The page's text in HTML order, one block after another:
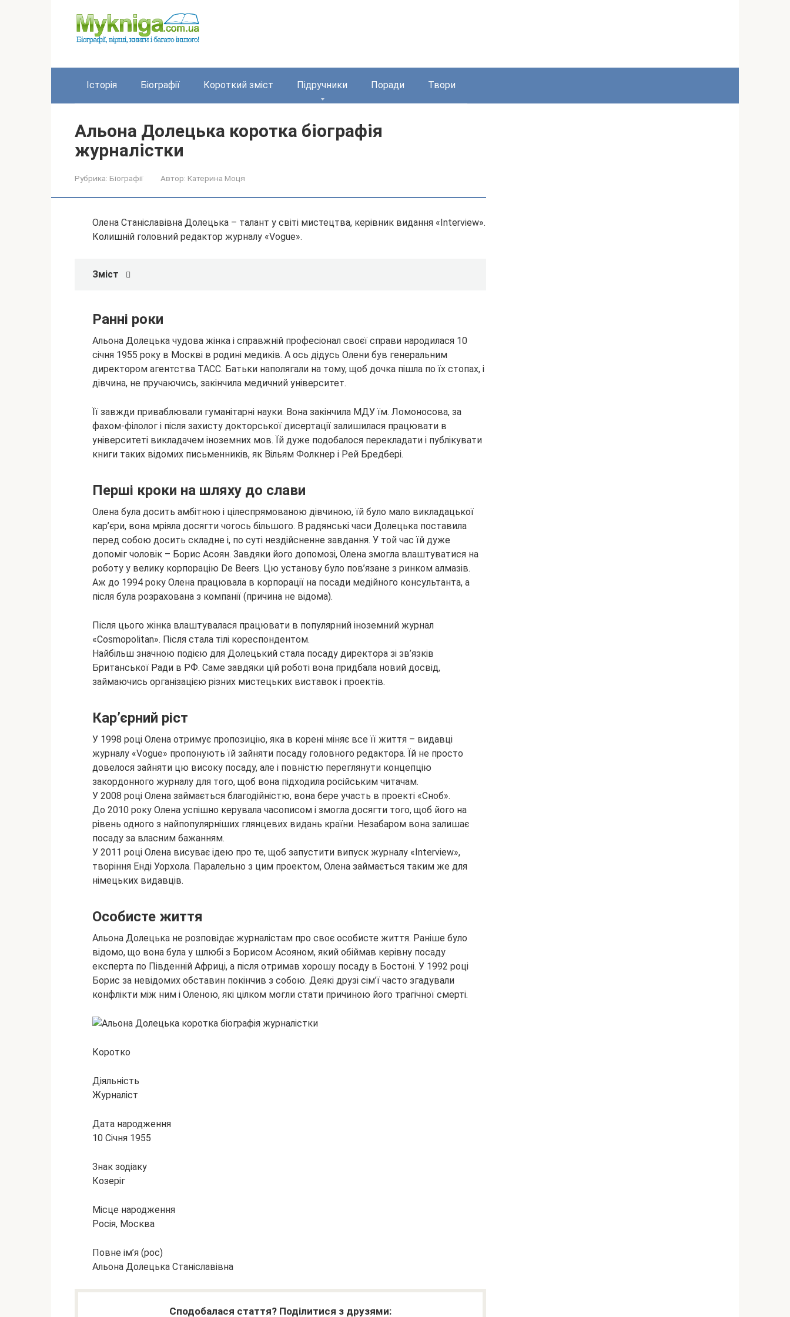
Історія Біографії Короткий зміст Підручники Поради Твори
Альона Долецька коротка біографія
журналістки
Рубрика: Біографії Автор: Катерина Моця
Олена Станіславівна Долецька – талант у світі мистецтва, керівник видання «Interview».
Колишній головний редактор журналу «Vogue».
Зміст
Ранні роки
Альона Долецька чудова жінка і справжній професіонал своєї справи народилася 10
січня 1955 року в Москві в родині медиків. А ось дідусь Олени був генеральним
директором агентства ТАСС. Батьки наполягали на тому, щоб дочка пішла по їх стопах, і
дівчина, не пручаючись, закінчила медичний університет.
Її завжди приваблювали гуманітарні науки. Вона закінчила МДУ їм. Ломоносова, за
фахом-філолог і після захисту докторської дисертації залишилася працювати в
університеті викладачем іноземних мов. Їй дуже подобалося перекладати і публікувати
книги таких відомих письменників, як Вільям Фолкнер і Рей Бредбері.
Перші кроки на шляху до слави
Олена була досить амбітною і цілеспрямованою дівчиною, їй було мало викладацької
кар’єри, вона мріяла досягти чогось більшого. В радянські часи Долецька поставила
перед собою досить складне і, по суті нездійсненне завдання. У той час їй дуже
допоміг чоловік – Борис Асоян. Завдяки його допомозі, Олена змогла влаштуватися на
роботу у велику корпорацію De Beers. Цю установу було пов’язане з ринком алмазів.
Аж до 1994 року Олена працювала в корпорації на посади медійного консультанта, а
після була розрахована з компанії (причина не відома).
Після цього жінка влаштувалася працювати в популярний іноземний журнал
«Cosmopolitan». Після стала тілі кореспондентом.
Найбільш значною подією для Долецький стала посаду директора зі зв’язків
Британської Ради в РФ. Саме завдяки цій роботі вона придбала новий досвід,
займаючись організацією різних мистецьких виставок і проектів.
Кар’єрний ріст
У 1998 році Олена отримує пропозицію, яка в корені міняє все її життя – видавці
журналу «Vogue» пропонують їй зайняти посаду головного редактора. Їй не просто
довелося зайняти цю високу посаду, але і повністю переглянути концепцію
закордонного журналу для того, щоб вона підходила російським читачам.
У 2008 році Олена займається благодійністю, вона бере участь в проекті «Сноб».
До 2010 року Олена успішно керувала часописом і змогла досягти того, щоб його на
рівень одного з найпопулярніших глянцевих видань країни. Незабаром вона залишає
посаду за власним бажанням.
У 2011 році Олена висуває ідею про те, щоб запустити випуск журналу «Interview»,
творіння Енді Уорхола. Паралельно з цим проектом, Олена займається таким же для
німецьких видавців.
Особисте життя
Альона Долецька не розповідає журналістам про своє особисте життя. Раніше було
відомо, що вона була у шлюбі з Борисом Асояном, який обіймав керівну посаду
експерта по Південній Африці, а після отримав хорошу посаду в Бостоні. У 1992 році
Борис за невідомих обставин покінчив з собою. Деякі друзі сім’ї часто згадували
конфлікти між ним і Оленою, які цілком могли стати причиною його трагічної смерті.
Коротко
Діяльність
Журналіст
Дата народження
10 Січня 1955
Знак зодіаку
Козеріг
Місце народження
Росія, Москва
Повне ім’я (рос)
Альона Долецька Станіславівна
Сподобалася стаття? Поділитися з друзями: